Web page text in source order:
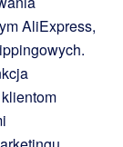
AliExpress,